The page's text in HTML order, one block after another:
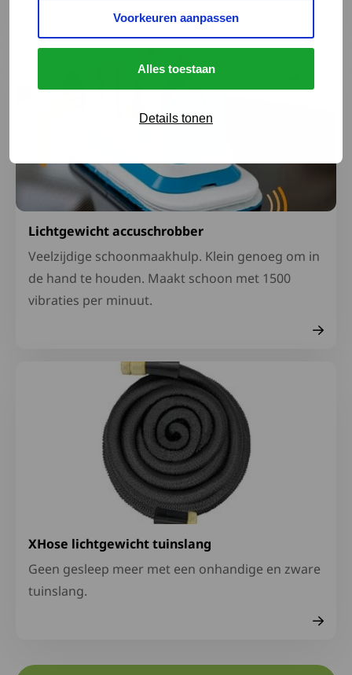
Voorkeuren aanpassen
Alles toestaan
Details tonen
Lichtgewicht accuschrobber
Veelzijdige schoonmaakhulp. Klein genoeg om in
de hand te houden. Maakt schoon met 1500
vibraties per minuut.
XHose lichtgewicht tuinslang
Geen gesleep meer met een onhandige en zware
tuinslang.
Lees meer over XHose lichtgewicht tuinslang